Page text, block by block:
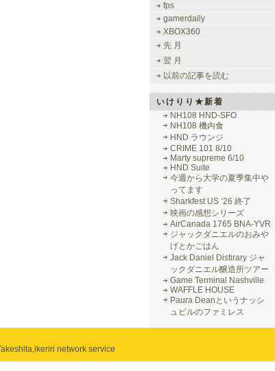
fps
gamerdaily
XBOX360
先 月
翌 月
以前の記事を読む
いけりり★新着
NH108 HND-SFO
NH108 機内食
HND ラウンジ
CRIME 101 8/10
Marty supreme 6/10
HND Suite
今週から大学の夏季集中や
ってます
Sharkfest US ‘26 終了
映画の感想シリーズ
AirCanada 1765 BNA-YVR
ジャックダニエルのおみや
げとかごはん
Jack Daniel Distirary ジャ
ックダニエル醸造所ツアー
Game Terminal Nashville
WAFFLE HOUSE
Paura Deanというナッシ
ュビルのファミレス
ikeriri network service